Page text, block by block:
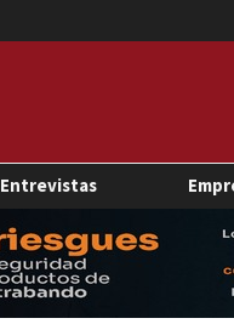
Entrevistas